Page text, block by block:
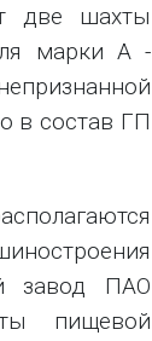
две шахты
марки А -
в состав ГП
завод ПАО
пищевой